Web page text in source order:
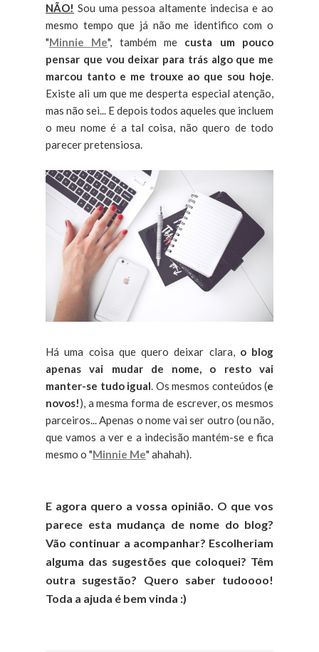
NÃO! Sou uma pessoa altamente indecisa e ao
mesmo tempo que já não me identifico com o
"Minnie Me", também me custa um pouco
pensar que vou deixar para trás algo que me
marcou tanto e me trouxe ao que sou hoje
Existe ali um que me desperta especial atenção,
mas não sei... E depois todos aqueles que incluem
o meu nome é a tal coisa, não quero de todo
parecer pretensiosa.
Há uma coisa que quero deixar clara, o blog
apenas vai mudar de nome, o resto vai
manter-se tudo igual. Os mesmos conteúdos (e
novos!), a mesma forma de escrever, os mesmos
parceiros... Apenas o nome vai ser outro (ou não,
que vamos a ver e a indecisão mantém-se e fica
mesmo o "Minnie Me" ahahah).
E agora quero a vossa opinião. O que vos
parece esta mudança de nome do blog?
Vão continuar a acompanhar? Escolheriam
alguma das sugestões que coloquei? Têm
outra sugestão? Quero saber tudoooo!
Toda a ajuda é bem vinda :)